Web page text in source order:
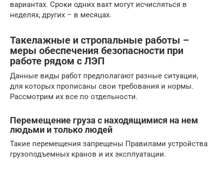
вариантах. Сроки одних вахт могут исчисляться в
неделях, других – в месяцах.
Такелажные и стропальные работы –
меры обеспечения безопасности при
работе рядом с ЛЭП
Данные виды работ предполагают разные ситуации,
для которых прописаны свои требования и нормы.
Рассмотрим их все по отдельности.
Перемещение груза с находящимися на нем
людьми и только людей
Такие перемещения запрещены Правилами устройства
грузоподъемных кранов и их эксплуатации.